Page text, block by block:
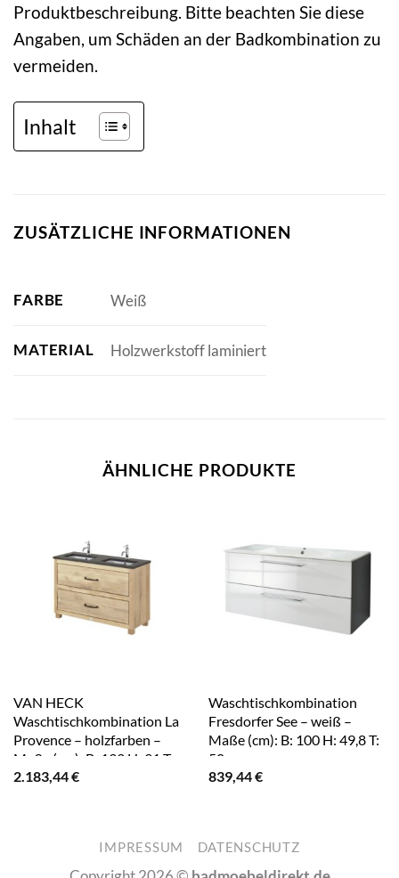
Produktbeschreibung. Bitte beachten Sie diese
Angaben, um Schäden an der Badkombination zu
vermeiden.
Inhalt
ZUSÄTZLICHE INFORMATIONEN
FARBE Weiß
MATERIAL Holzwerkstoff laminiert
ÄHNLICHE PRODUKTE
VAN HECK
Waschtischkombination La
Provence – holzfarben –
Maße (cm): B: 133 H: 91 T:
51,5
2.183,44€
Waschtischkombination
Fresdorfer See – weiß –
Maße (cm): B: 100 H: 49,8 T:
50
839,44€
IMPRESSUM DATENSCHUTZ